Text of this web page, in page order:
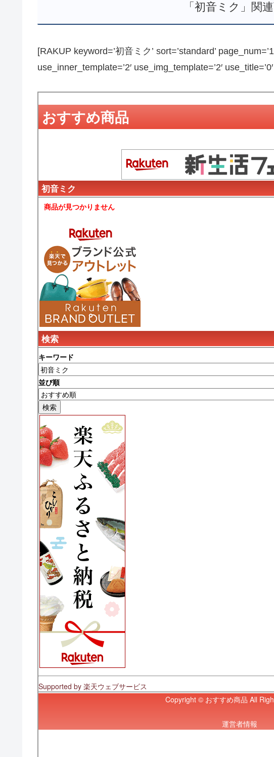
「初音ミク」関
[RAKUP keyword=’初音ミク’ sort=’standard’
use_inner_template=’2′ use_img_template=’2′ use_title=’0′